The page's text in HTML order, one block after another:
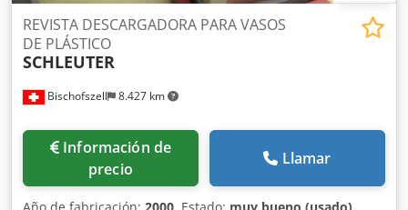
Bischofszell 8.427 km
REVISTA DESCARGADORA PARA VASOS
DE PLÁSTICO
SCHLEUTER
Información de
precio
Llamar